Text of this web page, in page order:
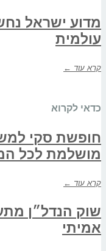
מדוע ישראל
עולמית
קרא עוד ←
כדאי לקרוא
חופשת סקי
מושלמת לכל
קרא עוד ←
שוק הנדל״ן
אמיתי